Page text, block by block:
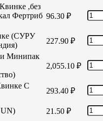
,без
Фертриб 96.30 ₽
(СУРУ
227.90 ₽
Минипак
2,055.10 ₽
С
293.40 ₽
21.50 ₽